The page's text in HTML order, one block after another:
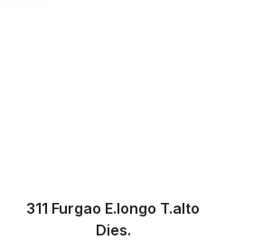
311 Furgao E.longo T.alto
Dies.